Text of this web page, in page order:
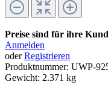
Preise sind für ihre
Anmelden
oderRegistrieren
Produktnummer: UWP-
Gewicht: 2.371 kg